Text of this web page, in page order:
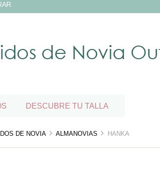
DESCUBRE TU TALLA
DE NOVIA ALMANOVIAS HANKA